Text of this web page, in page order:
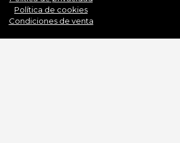
Política de cookies
Condiciones de venta